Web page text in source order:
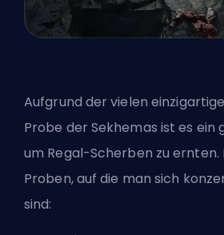
Aufgrund der vielen
Probe der Sekhemas ist es
um Regal-Scherben zu
Proben, auf die man sich
sind: